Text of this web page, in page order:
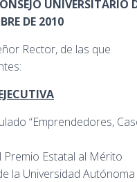
UNIVERSITARIO
DE 2010
Rector, de las que
“Emprendedores,
Estatal al Mérito
la Universidad